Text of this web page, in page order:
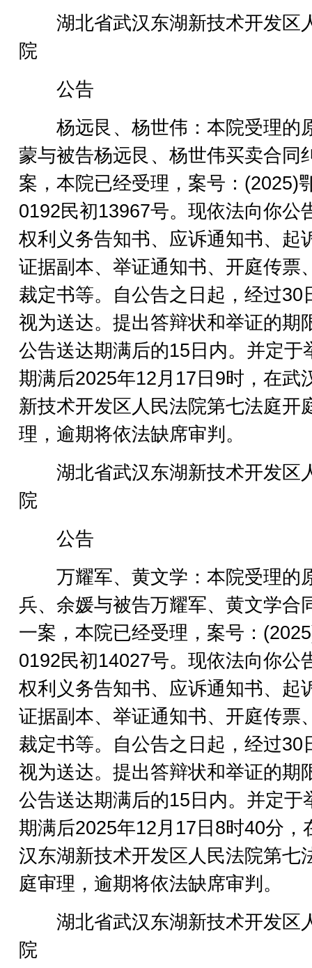
湖北省武汉东湖新技术开发区
院
公告
杨远艮、杨世伟：本院受理的
蒙与被告杨远艮、杨世伟买卖合同
案，本院已经受理，案号：(2025)
0192民初13967号。现依法向你公
权利义务告知书、应诉通知书、起
证据副本、举证通知书、开庭传票
裁定书等。自公告之日起，经过30
视为送达。提出答辩状和举证的期
公告送达期满后的15日内。并定于
期满后2025年12月17日9时，在武
新技术开发区人民法院第七法庭开
理，逾期将依法缺席审判。
湖北省武汉东湖新技术开发区
院
公告
万耀军、黄文学：本院受理的
兵、余媛与被告万耀军、黄文学合
一案，本院已经受理，案号：
0192民初14027号。现依法向你公
权利义务告知书、应诉通知书、起
证据副本、举证通知书、开庭传票
裁定书等。自公告之日起，经过30
视为送达。提出答辩状和举证的期
公告送达期满后的15日内。并定于
期满后2025年12月17日8时40分，
汉东湖新技术开发区人民法院第七
庭审理，逾期将依法缺席审判。
湖北省武汉东湖新技术开发区
院